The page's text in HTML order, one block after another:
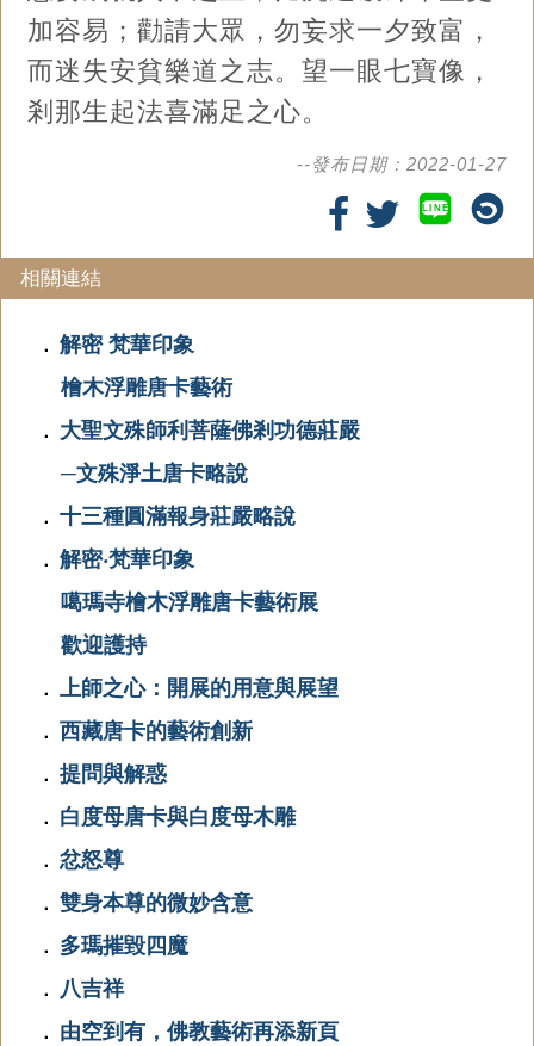
加容易；勸請大眾，勿妄求一夕致富，
而迷失安貧樂道之志。望一眼七寶像，
剎那生起法喜滿足之心。
--發布日期：2022-01-27
LINE
相關連結
． 解密 梵華印象
檜木浮雕唐卡藝術
． 大聖文殊師利菩薩佛剎功德莊嚴
─文殊淨土唐卡略說
． 十三種圓滿報身莊嚴略說
． 解密‧梵華印象
噶瑪寺檜木浮雕唐卡藝術展
歡迎護持
． 上師之心：開展的用意與展望
． 西藏唐卡的藝術創新
． 提問與解惑
． 白度母唐卡與白度母木雕
． 忿怒尊
． 雙身本尊的微妙含意
． 多瑪摧毀四魔
． 八吉祥
． 由空到有，佛教藝術再添新頁